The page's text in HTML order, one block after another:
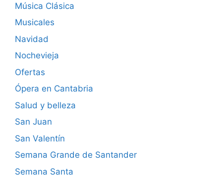
Música Clásica
Musicales
Navidad
Nochevieja
Ofertas
Ópera en Cantabria
Salud y belleza
San Juan
San Valentín
Semana Grande de Santander
Semana Santa